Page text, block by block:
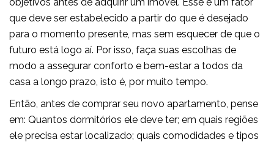
que deve ser estabelecido a partir do que é desejado
para o momento presente, mas sem esquecer de que o
futuro está logo aí. Por isso, faça suas escolhas de
modo a assegurar conforto e bem-estar a todos da
casa a longo prazo, isto é, por muito tempo.
Então, antes de comprar seu novo apartamento, pense
em: Quantos dormitórios ele deve ter; em quais regiões
ele precisa estar localizado; quais comodidades e tipos